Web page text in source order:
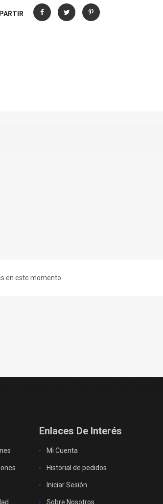
CompartirTuitear Pinterest
en este momento.
Enlaces De Interés
Mi Cuenta
Historial de pedidos
Iniciar Sesión
Sobre Nosotros